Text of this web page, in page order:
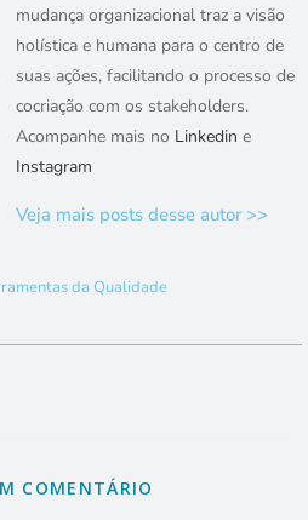
mudança organizacional traz a visão
holística e humana para o centro de
suas ações, facilitando o processo de
cocriação com os stakeholders.
Acompanhe mais no Linkedin e
Instagram
Veja mais posts desse autor >>
da Qualidade
COMENTÁRIO